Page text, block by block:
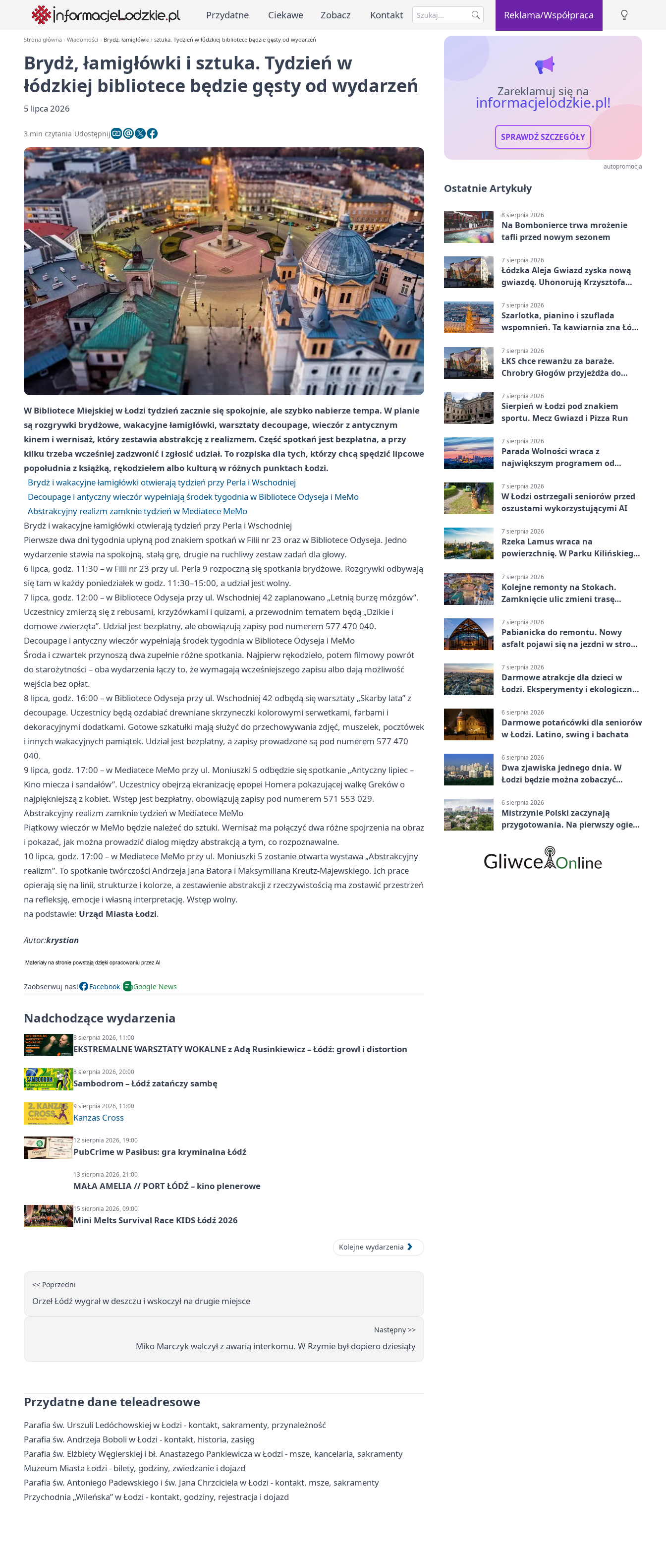
Przydatne Ciekawe Zobacz Kontakt Reklama/Współpraca
Strona główna Wiadomości Brydż, łamigłówki i sztuka. Tydzień w łódzkiej bibliotece będzie gęsty od wydarzeń
Brydż, łamigłówki i sztuka. Tydzień w
łódzkiej bibliotece będzie gęsty od wydarzeń
5 lipca 2026
3 min czytania Udostępnij
W Bibliotece Miejskiej w Łodzi tydzień zacznie się spokojnie, ale szybko nabierze tempa. W planie
są rozgrywki brydżowe, wakacyjne łamigłówki, warsztaty decoupage, wieczór z antycznym
kinem i wernisaż, który zestawia abstrakcję z realizmem. Część spotkań jest bezpłatna, a przy
kilku trzeba wcześniej zadzwonić i zgłosić udział. To rozpiska dla tych, którzy chcą spędzić lipcowe
popołudnia z książką, rękodziełem albo kulturą w różnych punktach Łodzi.
Brydż i wakacyjne łamigłówki otwierają tydzień przy Perla i Wschodniej
Decoupage i antyczny wieczór wypełniają środek tygodnia w Bibliotece Odyseja i MeMo
Abstrakcyjny realizm zamknie tydzień w Mediatece MeMo
Brydż i wakacyjne łamigłówki otwierają tydzień przy Perla i Wschodniej
Pierwsze dwa dni tygodnia upłyną pod znakiem spotkań w Filii nr 23 oraz w Bibliotece Odyseja. Jedno
wydarzenie stawia na spokojną, stałą grę, drugie na ruchliwy zestaw zadań dla głowy.
6 lipca, godz. 11:30 – w Filii nr 23 przy ul. Perla 9 rozpoczną się spotkania brydżowe. Rozgrywki odbywają
się tam w każdy poniedziałek w godz. 11:30–15:00, a udział jest wolny.
7 lipca, godz. 12:00 – w Bibliotece Odyseja przy ul. Wschodniej 42 zaplanowano „Letnią burzę mózgów”.
Uczestnicy zmierzą się z rebusami, krzyżówkami i quizami, a przewodnim tematem będą „Dzikie i
domowe zwierzęta”. Udział jest bezpłatny, ale obowiązują zapisy pod numerem 577 470 040.
Decoupage i antyczny wieczór wypełniają środek tygodnia w Bibliotece Odyseja i MeMo
Środa i czwartek przynoszą dwa zupełnie różne spotkania. Najpierw rękodzieło, potem filmowy powrót
do starożytności – oba wydarzenia łączy to, że wymagają wcześniejszego zapisu albo dają możliwość
wejścia bez opłat.
8 lipca, godz. 16:00 – w Bibliotece Odyseja przy ul. Wschodniej 42 odbędą się warsztaty „Skarby lata” z
decoupage. Uczestnicy będą ozdabiać drewniane skrzyneczki kolorowymi serwetkami, farbami i
dekoracyjnymi dodatkami. Gotowe szkatułki mają służyć do przechowywania zdjęć, muszelek, pocztówek
i innych wakacyjnych pamiątek. Udział jest bezpłatny, a zapisy prowadzone są pod numerem 577 470
040.
9 lipca, godz. 17:00 – w Mediatece MeMo przy ul. Moniuszki 5 odbędzie się spotkanie „Antyczny lipiec –
Kino miecza i sandałów”. Uczestnicy obejrzą ekranizację epopei Homera pokazującej walkę Greków o
najpiękniejszą z kobiet. Wstęp jest bezpłatny, obowiązują zapisy pod numerem 571 553 029.
Abstrakcyjny realizm zamknie tydzień w Mediatece MeMo
Piątkowy wieczór w MeMo będzie należeć do sztuki. Wernisaż ma połączyć dwa różne spojrzenia na obraz
i pokazać, jak można prowadzić dialog między abstrakcją a tym, co rozpoznawalne.
10 lipca, godz. 17:00 – w Mediatece MeMo przy ul. Moniuszki 5 zostanie otwarta wystawa „Abstrakcyjny
realizm”. To spotkanie twórczości Andrzeja Jana Batora i Maksymiliana Kreutz-Majewskiego. Ich prace
opierają się na linii, strukturze i kolorze, a zestawienie abstrakcji z rzeczywistością ma zostawić przestrzeń
na refleksję, emocje i własną interpretację. Wstęp wolny.
na podstawie: Urząd Miasta Łodzi.
Autor:krystian
Zaobserwuj nas! Facebook Google News
Nadchodzące wydarzenia
8 sierpnia 2026, 11:00
EKSTREMALNE WARSZTATY WOKALNE z Adą Rusinkiewicz – Łódź: growl i distortion
8 sierpnia 2026, 20:00
Sambodrom – Łódź zatańczy sambę
9 sierpnia 2026, 11:00
Kanzas Cross
12 sierpnia 2026, 19:00
PubCrime w Pasibus: gra kryminalna Łódź
13 sierpnia 2026, 21:00
MAŁA AMELIA // PORT ŁÓDŹ – kino plenerowe
15 sierpnia 2026, 09:00
Mini Melts Survival Race KIDS Łódź 2026
Kolejne wydarzenia
<< Poprzedni
Orzeł Łódź wygrał w deszczu i wskoczył na drugie miejsce
Następny >>
Miko Marczyk walczył z awarią interkomu. W Rzymie był dopiero dziesiąty
Przydatne dane teleadresowe
Parafia św. Urszuli Ledóchowskiej w Łodzi - kontakt, sakramenty, przynależność
Parafia św. Andrzeja Boboli w Łodzi - kontakt, historia, zasięg
Parafia św. Elżbiety Węgierskiej i bł. Anastazego Pankiewicza w Łodzi - msze, kancelaria, sakramenty
Muzeum Miasta Łodzi - bilety, godziny, zwiedzanie i dojazd
Parafia św. Antoniego Padewskiego i św. Jana Chrzciciela w Łodzi - kontakt, msze, sakramenty
Przychodnia „Wileńska” w Łodzi - kontakt, godziny, rejestracja i dojazd
Zareklamuj się na
informacjelodzkie.pl!
SPRAWDŹ SZCZEGÓŁY
autopromocja
Ostatnie Artykuły
8 sierpnia 2026
Na Bombonierce trwa mrożenie
tafli przed nowym sezonem
7 sierpnia 2026
Łódzka Aleja Gwiazd zyska nową
gwiazdę. Uhonorują Krzysztofa
7 sierpnia 2026
Szarlotka, pianino i szuflada
wspomnień. Ta kawiarnia zna Łódź
7 sierpnia 2026
ŁKS chce rewanżu za baraże.
Chrobry Głogów przyjeżdża do
7 sierpnia 2026
Sierpień w Łodzi pod znakiem
sportu. Mecz Gwiazd i Pizza Run
7 sierpnia 2026
Parada Wolności wraca z
największym programem od
platform
7 sierpnia 2026
W Łodzi ostrzegali seniorów przed
oszustami wykorzystującymi AI
7 sierpnia 2026
Rzeka Lamus wraca na
powierzchnię. W Parku Kilińskiego
7 sierpnia 2026
Kolejne remonty na Stokach.
Zamknięcie ulic zmieni trasę
7 sierpnia 2026
Pabianicka do remontu. Nowy
asfalt pojawi się na jezdni w stronę
7 sierpnia 2026
Darmowe atrakcje dla dzieci w
Łodzi. Eksperymenty i ekologiczny
6 sierpnia 2026
Darmowe potańcówki dla seniorów
w Łodzi. Latino, swing i bachata
6 sierpnia 2026
Dwa zjawiska jednego dnia. W
Łodzi będzie można zobaczyć
6 sierpnia 2026
Mistrzynie Polski zaczynają
przygotowania. Na pierwszy ogień